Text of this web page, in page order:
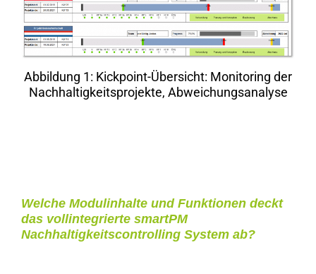
Abbildung 1: Kickpoint-Übersicht: Monitoring der
Nachhaltigkeitsprojekte, Abweichungsanalyse
Welche Modulinhalte und Funktionen deckt
das vollintegrierte smartPM
Nachhaltigkeitscontrolling System ab?